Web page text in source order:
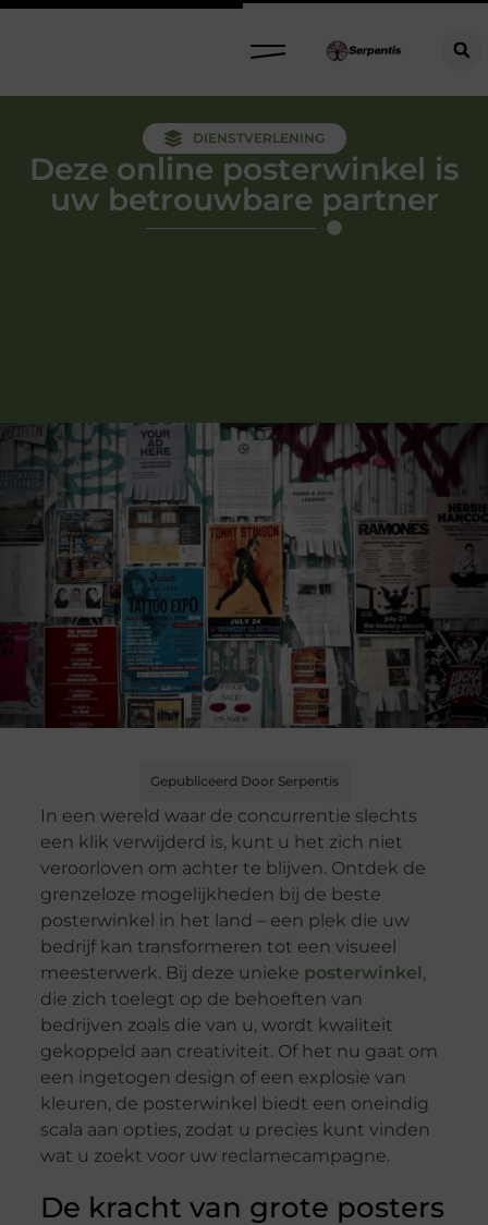
DIENSTVERLENING
Deze online posterwinkel is
uw betrouwbare partner
Gepubliceerd Door Serpentis
In een wereld waar de concurrentie slechts
een klik verwijderd is, kunt u het zich niet
veroorloven om achter te blijven. Ontdek de
grenzeloze mogelijkheden bij de beste
posterwinkel in het land – een plek die uw
bedrijf kan transformeren tot een visueel
meesterwerk. Bij deze unieke posterwinkel,
die zich toelegt op de behoeften van
bedrijven zoals die van u, wordt kwaliteit
gekoppeld aan creativiteit. Of het nu gaat om
een ingetogen design of een explosie van
kleuren, de posterwinkel biedt een oneindig
scala aan opties, zodat u precies kunt vinden
wat u zoekt voor uw reclamecampagne.
De kracht van grote posters